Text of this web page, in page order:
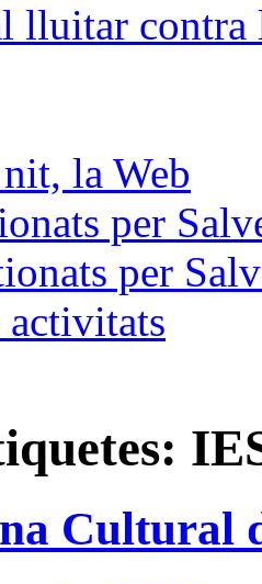
lluitar
la Web
per
per
activitats
Cultural